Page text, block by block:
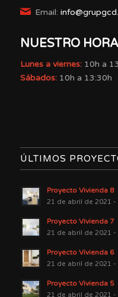
Email:
NUESTRO
Lunes a viernes:10h a
Sábados:10h a 13:30h
ÚLTIMOS
Proyecto Vivienda 8
21 de abril de 2021 -
Proyecto Vivienda 7
21 de abril de 2021 -
Proyecto Vivienda 6
21 de abril de 2021 -
Proyecto Vivienda 5
21 de abril de 2021 -